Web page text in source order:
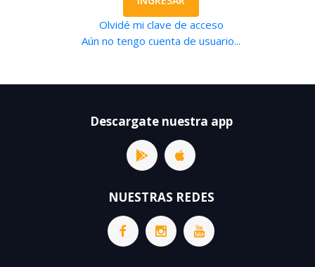
Olvidé mi clave de acceso
Aún no tengo cuenta de usuario...
Descargate nuestra app
NUESTRAS REDES